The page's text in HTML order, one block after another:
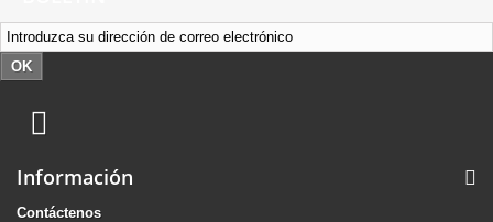
OK
Información
Contáctenos